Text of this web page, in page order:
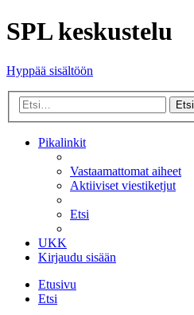
SPL keskustelu
Hyppää sisältöön
Etsi
Pikalinkit
Vastaamattomat aiheet
Aktiiviset viestiketjut
Etsi
UKK
Kirjaudu sisään
Etusivu
Etsi